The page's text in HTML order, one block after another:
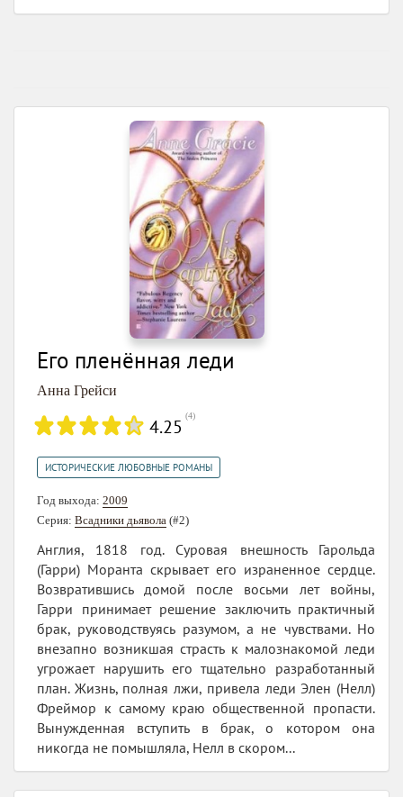
Его пленённая леди
Анна Грейси
4.25 (4)
ИСТОРИЧЕСКИЕ ЛЮБОВНЫЕ РОМАНЫ
Год выхода: 2009
Серия: Всадники дьявола (#2)
Англия, 1818 год. Суровая внешность Гарольда
(Гарри) Моранта скрывает его израненное сердце.
Возвратившись домой после восьми лет войны,
Гарри принимает решение заключить практичный
брак, руководствуясь разумом, а не чувствами. Но
внезапно возникшая страсть к малознакомой леди
угрожает нарушить его тщательно разработанный
план. Жизнь, полная лжи, привела леди Элен (Нелл)
Фреймор к самому краю общественной пропасти.
Вынужденная вступить в брак, о котором она
никогда не помышляла, Нелл в скором...